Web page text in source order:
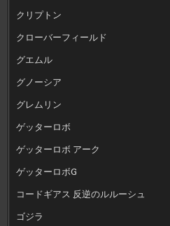
クリプトン
クローバーフィールド
グエムル
グノーシア
グレムリン
ゲッターロボ
ゲッターロボ アーク
ゲッターロボG
コードギアス 反逆のルルーシュ
ゴジラ